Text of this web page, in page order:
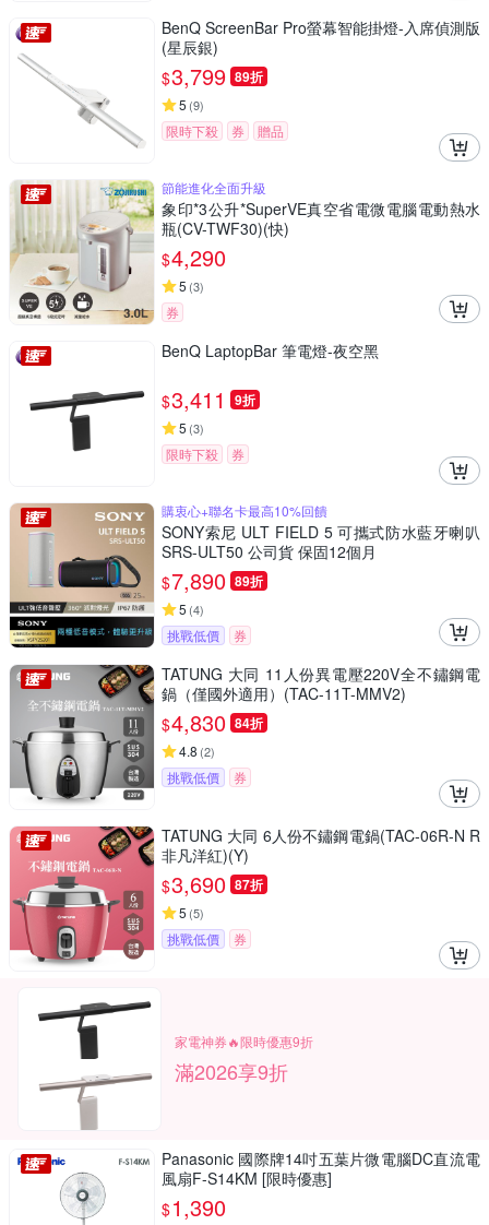
BenQ ScreenBar Pro螢幕智能掛燈-入席偵測版
(星辰銀)
$3,799 89折
5 (9)
限時下殺 券 贈品
節能進化全面升級
象印*3公升*SuperVE真空省電微電腦電動熱水
瓶(CV-TWF30)(快)
$4,290
5 (3)
券
BenQ LaptopBar 筆電燈-夜空黑
$3,411 9折
5 (3)
限時下殺 券
購衷心+聯名卡最高10%回饋
SONY索尼 ULT FIELD 5 可攜式防水藍牙喇叭
SRS-ULT50 公司貨 保固12個月
$7,890 89折
5 (4)
挑戰低價 券
TATUNG 大同 11人份異電壓220V全不鏽鋼電
鍋（僅國外適用）(TAC-11T-MMV2)
$4,830 84折
4.8 (2)
挑戰低價 券
TATUNG 大同 6人份不鏽鋼電鍋(TAC-06R-N R
非凡洋紅)(Y)
$3,690 87折
5 (5)
挑戰低價 券
家電神券🔥限時優惠9折
滿2026享9折
Panasonic 國際牌14吋五葉片微電腦DC直流電
風扇F-S14KM [限時優惠]
$1,390